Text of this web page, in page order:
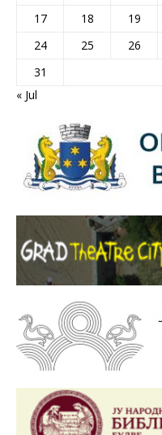
17
18 19
24
25 26
31
« Jul